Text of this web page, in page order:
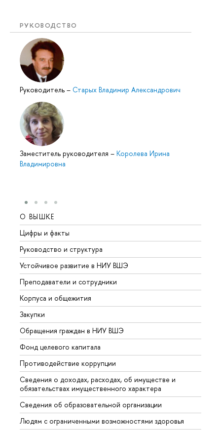
РУКОВОДСТВО
Руководитель – Старых Владимир Александрович
Заместитель руководителя – Королева Ирина
Владимировна
О ВЫШКЕ
Цифры и факты
Руководство и структура
Устойчивое развитие в НИУ ВШЭ
Преподаватели и сотрудники
Корпуса и общежития
Закупки
Обращения граждан в НИУ ВШЭ
Фонд целевого капитала
Противодействие коррупции
Сведения о доходах, расходах, об имуществе и
обязательствах имущественного характера
Сведения об образовательной организации
Людям с ограниченными возможностями здоровья